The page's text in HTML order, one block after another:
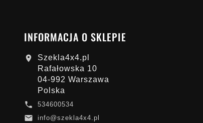
INFORMACJA O SKLEPIE

Szekla4x4.pl
Rafałowska 10
04-992 Warszawa
Polska
 534600534
 info@szekla4x4.pl